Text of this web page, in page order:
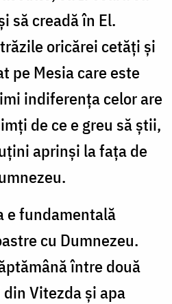
să creadă în El.
oricărei cetăți și
pe Mesia care este
indiferența celor are
de ce e greu să știi,
aprinși la fața de
e fundamentală
cu Dumnezeu.
între două
Vitezda și apa